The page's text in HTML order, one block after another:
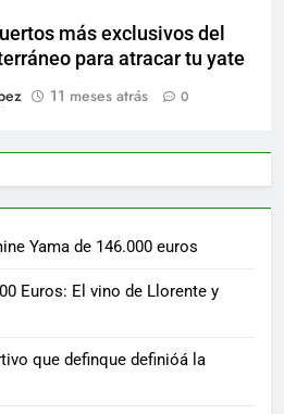
más exclusivos del
para atracar tu yate
11 meses atrás 0
Yama de 146.000 euros
Euros: El vino de Llorente y
que definque definióá la